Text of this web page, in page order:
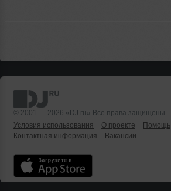
© 2001 — 2026 «DJ.ru» Все права защищены.
Условия использования
О проекте Помощь
Контактная информация
Вакансии